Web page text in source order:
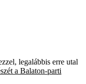
legalábbis erre utal
a Balaton-parti